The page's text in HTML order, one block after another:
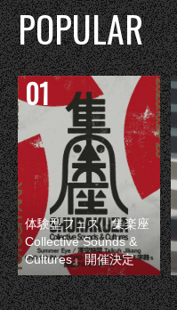
POPULAR
体験型フェス『集楽座
Collective Sounds &
Cultures』開催決定